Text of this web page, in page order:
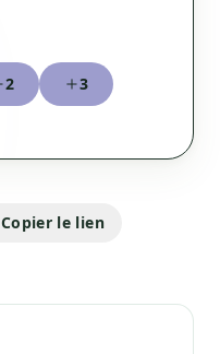
2 3
Copier le lien